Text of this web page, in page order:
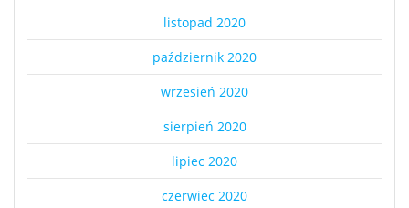
listopad 2020
październik 2020
wrzesień 2020
sierpień 2020
lipiec 2020
czerwiec 2020